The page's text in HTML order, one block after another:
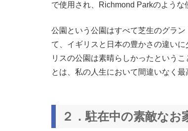
で使用され、Richmond Parkのような
公園という公園はすべて芝生のグラ
て、イギリスと日本の豊かさの違い
リスの公園は素晴らしかったという
とは、私の人生において間違いなく
２．駐在中の素敵なお